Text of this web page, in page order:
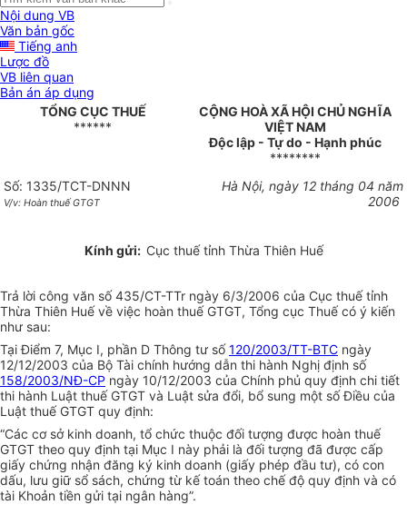
Nội dung VB
Văn bản gốc
Tiếng anh
Lược đồ
VB liên quan
Bản án áp dụng
TỔNG CỤC THUẾ
******
CỘNG HOÀ XÃ HỘI CHỦ NGHĨA
VIỆT NAM
Độc lập - Tự do - Hạnh phúc
********
Số: 1335/TCT-DNNN
V/v: Hoàn thuế GTGT
Hà Nội, ngày 12 tháng 04 năm
2006
Kính gửi: Cục thuế tỉnh Thừa Thiên Huế
Trả lời công văn số 435/CT-TTr ngày 6/3/2006 của Cục thuế tỉnh
Thừa Thiên Huế về việc hoàn thuế GTGT, Tổng cục Thuế có ý kiến
như sau:
Tại Điểm 7, Mục I, phần D Thông tư số120/2003/TT-BTC ngày
12/12/2003 của Bộ Tài chính hướng dẫn thi hành Nghị định số
158/2003/NĐ-CP ngày 10/12/2003 của Chính phủ quy định chi tiết
thi hành Luật thuế GTGT và Luật sửa đổi, bổ sung một số Điều của
Luật thuế GTGT quy định:
“Các cơ sở kinh doanh, tổ chức thuộc đối tượng được hoàn thuế
GTGT theo quy định tại Mục I này phải là đối tượng đã được cấp
giấy chứng nhận đăng ký kinh doanh (giấy phép đầu tư), có con
dấu, lưu giữ sổ sách, chứng từ kế toán theo chế độ quy định và có
tài Khoản tiền gửi tại ngân hàng”.